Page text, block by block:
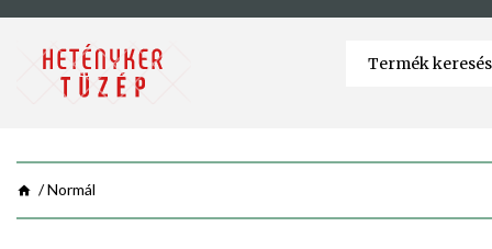
Normál